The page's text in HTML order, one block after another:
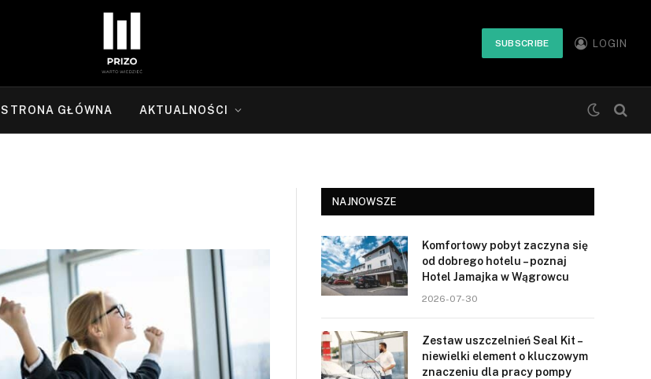
SUBSCRIBE LOGIN
STRONA GŁÓWNA AKTUALNOŚCI
NAJNOWSZE
Komfortowy pobyt zaczyna się
od dobrego hotelu – poznaj
Hotel Jamajka w Wągrowcu
2026-07-30
Zestaw uszczelnień Seal Kit –
niewielki element o kluczowym
znaczeniu dla pracy pompy